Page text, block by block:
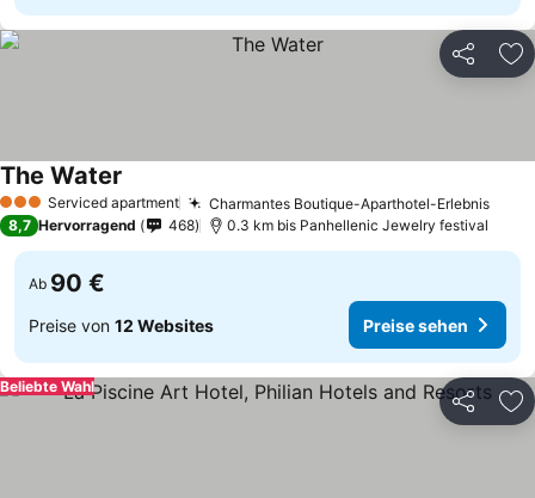
Teilen
3 SterneServiced apartment Charmantes Boutique-Aparthotel-Erlebnis
The Water
8,7 Hervorragend 468 0.3 km bis Panhellenic Jewelry festival
Ab 90 €
Preise von 12 Websites Preise sehen
Teilen
Beliebte Wahl